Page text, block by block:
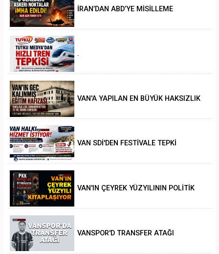
İRAN’DAN ABD’YE MİSİLLEME
.
VAN'A YAPILAN EN BÜYÜK HAKSIZLIK
VAN SDİ'DEN FESTİVALE TEPKİ
VAN'IN ÇEYREK YÜZYILININ POLİTİK
VANSPOR'D TRANSFER ATAĞI